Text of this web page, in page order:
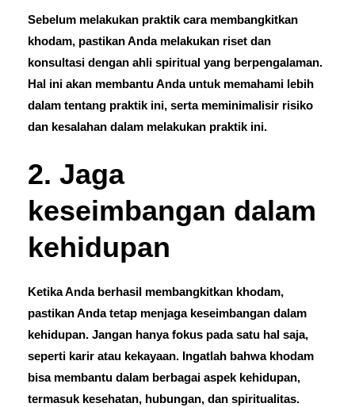
Sebelum melakukan praktik cara membangkitkan
khodam, pastikan Anda melakukan riset dan
konsultasi dengan ahli spiritual yang berpengalaman.
Hal ini akan membantu Anda untuk memahami lebih
dalam tentang praktik ini, serta meminimalisir risiko
dan kesalahan dalam melakukan praktik ini.
2. Jaga
keseimbangan dalam
kehidupan
Ketika Anda berhasil membangkitkan khodam,
pastikan Anda tetap menjaga keseimbangan dalam
kehidupan. Jangan hanya fokus pada satu hal saja,
seperti karir atau kekayaan. Ingatlah bahwa khodam
bisa membantu dalam berbagai aspek kehidupan,
termasuk kesehatan, hubungan, dan spiritualitas.